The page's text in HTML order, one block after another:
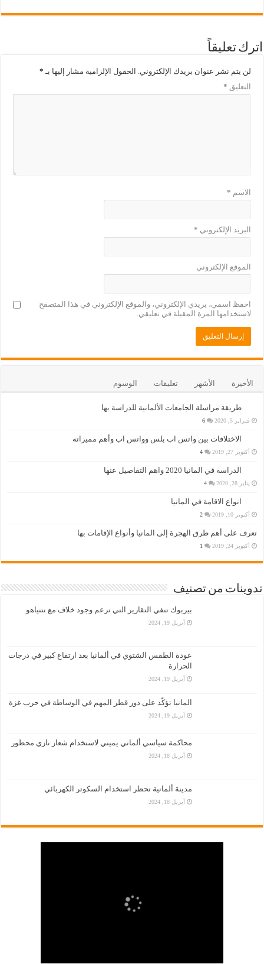
اترك تعليقاً
لن يتم نشر عنوان بريدك الإلكتروني. الحقول الإلزامية مشار إليها بـ *
التعليق *
الاسم *
البريد الإلكتروني *
الموقع الإلكتروني
احفظ اسمي، بريدي الإلكتروني، والموقع الإلكتروني في هذا المتصفح
لاستخدامها المرة المقبلة في تعليقي.
الأخيرة الأشهر تعليقات الوسوم
طريقة مراسلة الجامعات الألمانية للدراسة بها
فبراير 5, 2020 6
الاختلافات بين واتس اب بلس وواتس اب وأهم مميزاته
أكتوبر 27, 2019 4
الدراسة في المانيا 2020 واهم التفاصيل عنها
يناير 28, 2020 4
انواع الاقامة في المانيا
أكتوبر 10, 2019 2
تعرف على أهم طرق الهجرة إلى المانيا وأنواع الإقامات بها
أكتوبر 24, 2019 1
تدوينات من تصنيف
بيربوك تنفي التقارير التي تزعم وجود خلاف مع نتنياهو
أبريل 19, 2024
عودة الطقس الشتوي في ألمانيا بعد ارتفاع كبير في درجات
الحرارة
أبريل 19, 2024
المانيا تؤكّد على دور قطر المهم في الوساطة في حرب غزة
أبريل 19, 2024
محاكمة سياسي ألماني يميني لاستخدام شعار نازي محظور
أبريل 18, 2024
مدينة ألمانية تحظر استخدام السكوتر الكهربائي
أبريل 18, 2024